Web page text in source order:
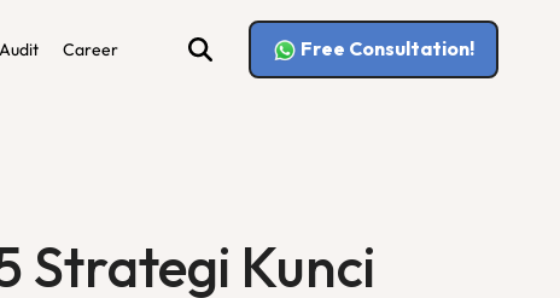
Career Free Consultation!
Strategi Kunci